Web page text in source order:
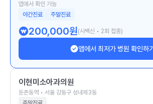
앱에서 확인 가능
야간진료
주말진료
200,000원(사백신 • 2회 접종)
앱에서 최저가 병원 확인하기
이현미소아과의원
둔촌동역 • 서울 강동구 성내제3동